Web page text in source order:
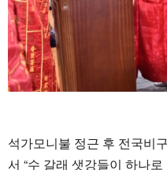
석가모니불 정근 후 전국비
서 “수 갈래 샛강들이 하나